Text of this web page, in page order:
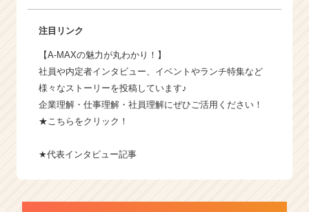
注目リンク
【A-MAXの魅力が丸わかり！】
社員や内定者インタビュー、イベントやランチ特集など
様々なストーリーを投稿しています♪
企業理解・仕事理解・社員理解にぜひご活用ください！
★こちらをクリック！
★代表インタビュー記事